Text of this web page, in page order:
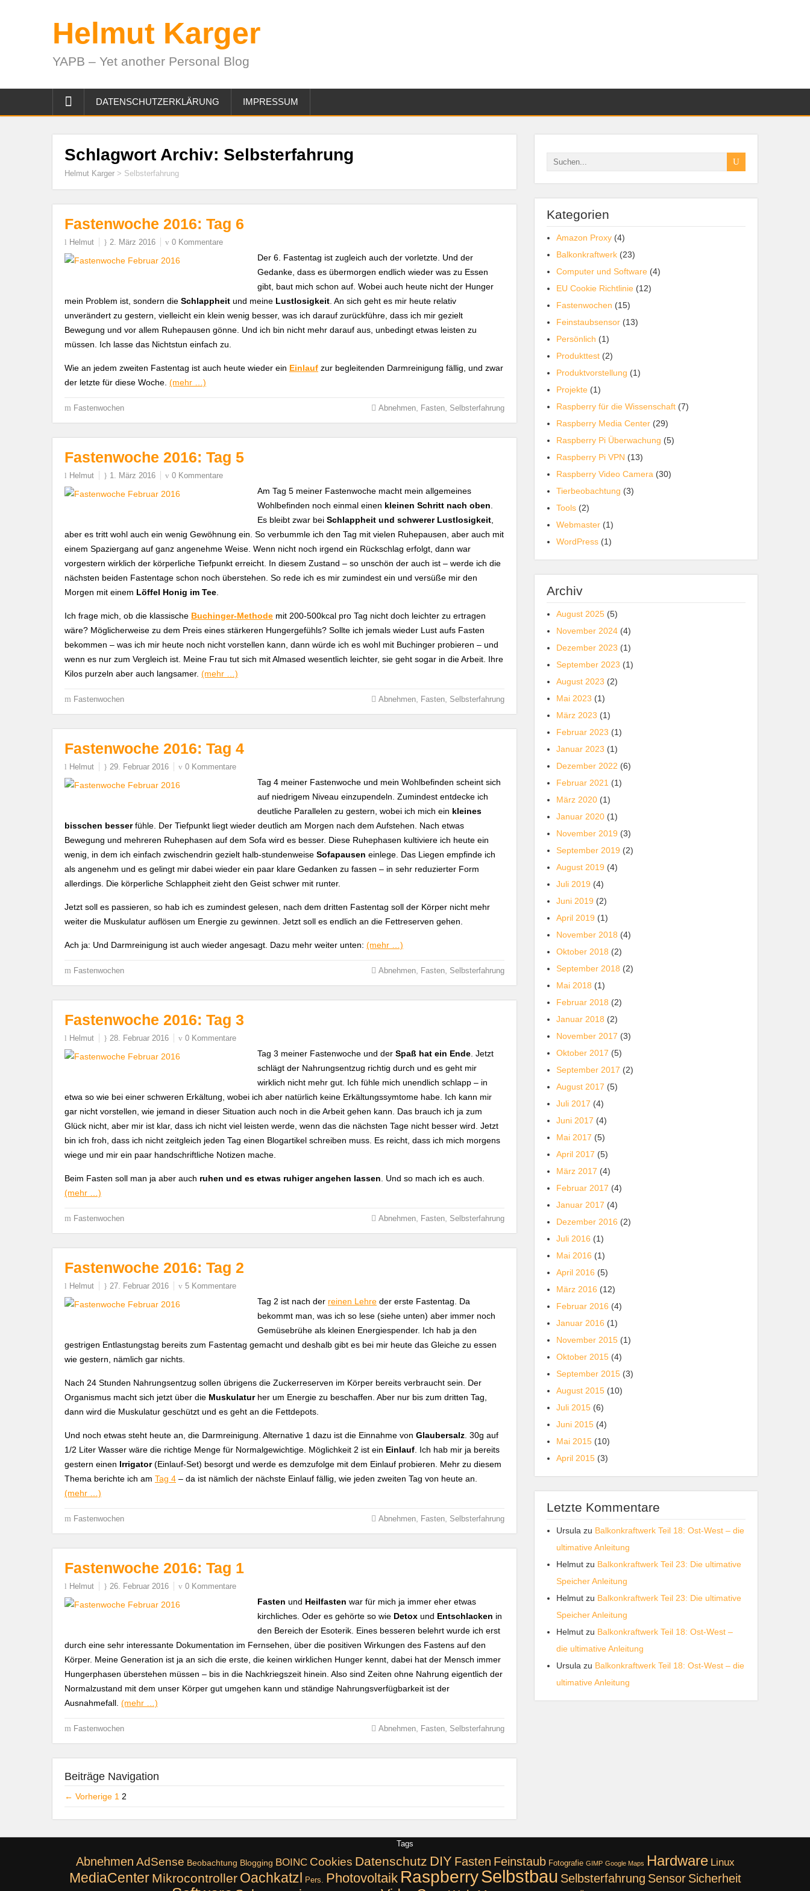
Helmut Karger
YAPB – Yet another Personal Blog
DATENSCHUTZERKLÄRUNG IMPRESSUM
Schlagwort Archiv: Selbsterfahrung
Helmut Karger > Selbsterfahrung
Fastenwoche 2016: Tag 6
Helmut 2. März 2016 0 Kommentare
Der 6. Fastentag ist zugleich auch der vorletzte. Und der
Gedanke, dass es übermorgen endlich wieder was zu Essen
gibt, baut mich schon auf. Wobei auch heute nicht der Hunger
mein Problem ist, sondern die Schlappheit und meine Lustlosigkeit . An sich geht es mir heute relativ
unverändert zu gestern, vielleicht ein klein wenig besser, was ich darauf zurückführe, dass ich mir gezielt
Bewegung und vor allem Ruhepausen gönne. Und ich bin nicht mehr darauf aus, unbedingt etwas leisten zu
müssen. Ich lasse das Nichtstun einfach zu.
Wie an jedem zweiten Fastentag ist auch heute wieder ein Einlauf zur begleitenden Darmreinigung fällig, und zwar
der letzte für diese Woche. (mehr …)
Fastenwochen Abnehmen, Fasten, Selbsterfahrung
Fastenwoche 2016: Tag 5
Helmut 1. März 2016 0 Kommentare
Am Tag 5 meiner Fastenwoche macht mein allgemeines
Wohlbefinden noch einmal einen kleinen Schritt nach oben
Es bleibt zwar bei Schlappheit und schwerer Lustlosigkeit
aber es tritt wohl auch ein wenig Gewöhnung ein. So verbummle ich den Tag mit vielen Ruhepausen, aber auch mit
einem Spaziergang auf ganz angenehme Weise. Wenn nicht noch irgend ein Rückschlag erfolgt, dann war
vorgestern wirklich der körperliche Tiefpunkt erreicht. In diesem Zustand – so unschön der auch ist – werde ich die
nächsten beiden Fastentage schon noch überstehen. So rede ich es mir zumindest ein und versüße mir den
Morgen mit einem Löffel Honig im Tee
Ich frage mich, ob die klassische Buchinger-Methode mit 200-500kcal pro Tag nicht doch leichter zu ertragen
wäre? Möglicherweise zu dem Preis eines stärkeren Hungergefühls? Sollte ich jemals wieder Lust aufs Fasten
bekommen – was ich mir heute noch nicht vorstellen kann, dann würde ich es wohl mit Buchinger probieren – und
wenn es nur zum Vergleich ist. Meine Frau tut sich mit Almased wesentlich leichter, sie geht sogar in die Arbeit. Ihre
Kilos purzeln aber auch langsamer. (mehr …)
Fastenwochen Abnehmen, Fasten, Selbsterfahrung
Fastenwoche 2016: Tag 4
Helmut 29. Februar 2016 0 Kommentare
Tag 4 meiner Fastenwoche und mein Wohlbefinden scheint sich
auf niedrigem Niveau einzupendeln. Zumindest entdecke ich
deutliche Parallelen zu gestern, wobei ich mich ein kleines
bisschen besserfühle. Der Tiefpunkt liegt wieder deutlich am Morgen nach dem Aufstehen. Nach etwas
Bewegung und mehreren Ruhephasen auf dem Sofa wird es besser. Diese Ruhephasen kultiviere ich heute ein
wenig, in dem ich einfach zwischendrin gezielt halb-stundenweise Sofapausen einlege. Das Liegen empfinde ich
als angenehm und es gelingt mir dabei wieder ein paar klare Gedanken zu fassen – in sehr reduzierter Form
allerdings. Die körperliche Schlappheit zieht den Geist schwer mit runter.
Jetzt soll es passieren, so hab ich es zumindest gelesen, nach dem dritten Fastentag soll der Körper nicht mehr
weiter die Muskulatur auflösen um Energie zu gewinnen. Jetzt soll es endlich an die Fettreserven gehen.
Ach ja: Und Darmreinigung ist auch wieder angesagt. Dazu mehr weiter unten: (mehr …)
Fastenwochen Abnehmen, Fasten, Selbsterfahrung
Fastenwoche 2016: Tag 3
Helmut 28. Februar 2016 0 Kommentare
Tag 3 meiner Fastenwoche und der Spaß hat ein Ende . Jetzt
schlägt der Nahrungsentzug richtig durch und es geht mir
wirklich nicht mehr gut. Ich fühle mich unendlich schlapp – in
etwa so wie bei einer schweren Erkältung, wobei ich aber natürlich keine Erkältungssymtome habe. Ich kann mir
gar nicht vorstellen, wie jemand in dieser Situation auch noch in die Arbeit gehen kann. Das brauch ich ja zum
Glück nicht, aber mir ist klar, dass ich nicht viel leisten werde, wenn das die nächsten Tage nicht besser wird. Jetzt
bin ich froh, dass ich nicht zeitgleich jeden Tag einen Blogartikel schreiben muss. Es reicht, dass ich mich morgens
wiege und mir ein paar handschriftliche Notizen mache.
Beim Fasten soll man ja aber auch ruhen und es etwas ruhiger angehen lassen . Und so mach ich es auch.
(mehr …)
Fastenwochen Abnehmen, Fasten, Selbsterfahrung
Fastenwoche 2016: Tag 2
Helmut 27. Februar 2016 5 Kommentare
Tag 2 ist nach der reinen Lehre der erste Fastentag. Da
bekommt man, was ich so lese (siehe unten) aber immer noch
Gemüsebrühe als kleinen Energiespender. Ich hab ja den
gestrigen Entlastungstag bereits zum Fastentag gemacht und deshalb gibt es bei mir heute das Gleiche zu essen
wie gestern, nämlich gar nichts.
Nach 24 Stunden Nahrungsentzug sollen übrigens die Zuckerreserven im Körper bereits verbraucht sein. Der
Organismus macht sich jetzt über die Muskulaturher um Energie zu beschaffen. Aber nur bis zum dritten Tag,
dann wird die Muskulatur geschützt und es geht an die Fettdepots.
Und noch etwas steht heute an, die Darmreinigung. Alternative 1 dazu ist die Einnahme von Glaubersalz . 30g auf
1/2 Liter Wasser wäre die richtige Menge für Normalgewichtige. Möglichkeit 2 ist ein Einlauf . Ich hab mir ja bereits
gestern einen Irrigator(Einlauf-Set) besorgt und werde es demzufolge mit dem Einlauf probieren. Mehr zu diesem
Thema berichte ich am Tag 4 – da ist nämlich der nächste Einlauf fällig, wie jeden zweiten Tag von heute an.
(mehr …)
Fastenwochen Abnehmen, Fasten, Selbsterfahrung
Fastenwoche 2016: Tag 1
Helmut 26. Februar 2016 0 Kommentare
Fasten und Heilfasten war für mich ja immer eher etwas
kirchliches. Oder es gehörte so wie Detox und Entschlacken in
den Bereich der Esoterik. Eines besseren belehrt wurde ich erst
durch eine sehr interessante Dokumentation im Fernsehen, über die positiven Wirkungen des Fastens auf den
Körper. Meine Generation ist ja an sich die erste, die keinen wirklichen Hunger kennt, dabei hat der Mensch immer
Hungerphasen überstehen müssen – bis in die Nachkriegszeit hinein. Also sind Zeiten ohne Nahrung eigentlich der
Normalzustand mit dem unser Körper gut umgehen kann und ständige Nahrungsverfügbarkeit ist der
Ausnahmefall. (mehr …)
Fastenwochen Abnehmen, Fasten, Selbsterfahrung
Beiträge Navigation
← Vorherige 1 2
Kategorien
Amazon Proxy (4)
Balkonkraftwerk (23)
Computer und Software (4)
EU Cookie Richtlinie (12)
Fastenwochen (15)
Feinstaubsensor (13)
Persönlich (1)
Produkttest (2)
Produktvorstellung (1)
Projekte (1)
Raspberry für die Wissenschaft (7)
Raspberry Media Center (29)
Raspberry Pi Überwachung (5)
Raspberry Pi VPN (13)
Raspberry Video Camera (30)
Tierbeobachtung (3)
Tools (2)
Webmaster (1)
WordPress (1)
Archiv
August 2025 (5)
November 2024 (4)
Dezember 2023 (1)
September 2023 (1)
August 2023 (2)
Mai 2023 (1)
März 2023 (1)
Februar 2023 (1)
Januar 2023 (1)
Dezember 2022 (6)
Februar 2021 (1)
März 2020 (1)
Januar 2020 (1)
November 2019 (3)
September 2019 (2)
August 2019 (4)
Juli 2019 (4)
Juni 2019 (2)
April 2019 (1)
November 2018 (4)
Oktober 2018 (2)
September 2018 (2)
Mai 2018 (1)
Februar 2018 (2)
Januar 2018 (2)
November 2017 (3)
Oktober 2017 (5)
September 2017 (2)
August 2017 (5)
Juli 2017 (4)
Juni 2017 (4)
Mai 2017 (5)
April 2017 (5)
März 2017 (4)
Februar 2017 (4)
Januar 2017 (4)
Dezember 2016 (2)
Juli 2016 (1)
Mai 2016 (1)
April 2016 (5)
März 2016 (12)
Februar 2016 (4)
Januar 2016 (1)
November 2015 (1)
Oktober 2015 (4)
September 2015 (3)
August 2015 (10)
Juli 2015 (6)
Juni 2015 (4)
Mai 2015 (10)
April 2015 (3)
Letzte Kommentare
Ursula zu Balkonkraftwerk Teil 18: Ost-West – die
ultimative Anleitung
Helmut zu Balkonkraftwerk Teil 23: Die ultimative
Speicher Anleitung
Helmut zu Balkonkraftwerk Teil 23: Die ultimative
Speicher Anleitung
Helmut zu Balkonkraftwerk Teil 18: Ost-West –
die ultimative Anleitung
Ursula zu Balkonkraftwerk Teil 18: Ost-West – die
ultimative Anleitung
Tags
Abnehmen AdSense Beobachtung Blogging BOINC Cookies Datenschutz DIY Fasten Feinstaub Fotografie GIMP Google Maps Hardware Linux
MediaCenter Mikrocontroller Oachkatzl Pers. Photovoltaik RaspberrySelbstbau Selbsterfahrung Sensor Sicherheit